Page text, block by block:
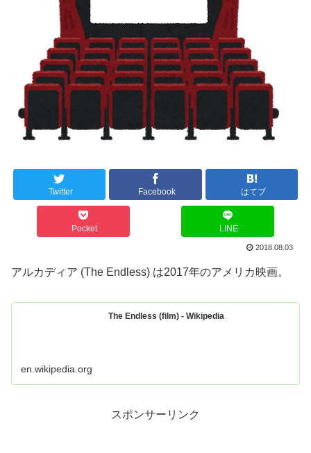
Twitter Facebook はてブ
Pocket LINE
2018.08.03
アルカディア (The Endless) は2017年のアメリカ映画。
The Endless (film) - Wikipedia
en.wikipedia.org
スポンサーリンク